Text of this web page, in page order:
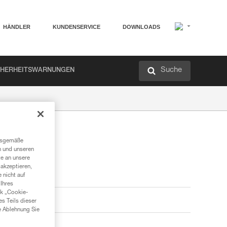
HÄNDLER KUNDENSERVICE DOWNLOADS
Suche
und unseren
an unsere
nicht auf
„Cookie-
Teils dieser
Ablehnung Sie